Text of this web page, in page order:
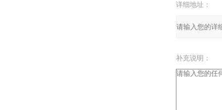
详细地址：
补充说明：